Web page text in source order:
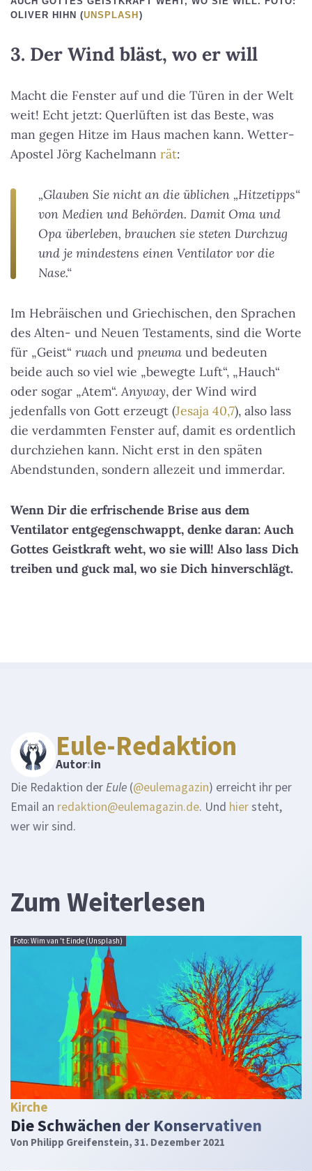
OLIVER HIHN (UNSPLASH )
3. Der Wind bläst, wo er will
Macht die Fenster auf und die Türen in der Welt
weit! Echt jetzt: Querlüften ist das Beste, was
man gegen Hitze im Haus machen kann. Wetter-
Apostel Jörg Kachelmann rät:
„Glauben Sie nicht an die üblichen „Hitzetipps“
von Medien und Behörden. Damit Oma und
Opa überleben, brauchen sie steten Durchzug
und je mindestens einen Ventilator vor die
Nase.“
Im Hebräischen und Griechischen, den Sprachen
des Alten- und Neuen Testaments, sind die Worte
für „Geist“ ruach und pneuma und bedeuten
beide auch so viel wie „bewegte Luft“, „Hauch“
oder sogar „Atem“.Anyway, der Wind wird
jedenfalls von Gott erzeugt (Jesaja 40,7), also lass
die verdammten Fenster auf, damit es ordentlich
durchziehen kann. Nicht erst in den späten
Abendstunden, sondern allezeit und immerdar.
Wenn Dir die erfrischende Brise aus dem
Ventilator entgegenschwappt, denke daran: Auch
Gottes Geistkraft weht, wo sie will! Also lass Dich
treiben und guck mal, wo sie Dich hinverschlägt.
Eule-Redaktion
Autor:in
Die Redaktion derEule (@eulemagazin) erreicht ihr per
Email an redaktion@eulemagazin.de. Und hiersteht,
wer wir sind.
Zum Weiterlesen
Foto: Wim van 't Einde (Unsplash)
Kirche
Die Schwächen der Konservativen
Von Philipp Greifenstein, 31. Dezember 2021